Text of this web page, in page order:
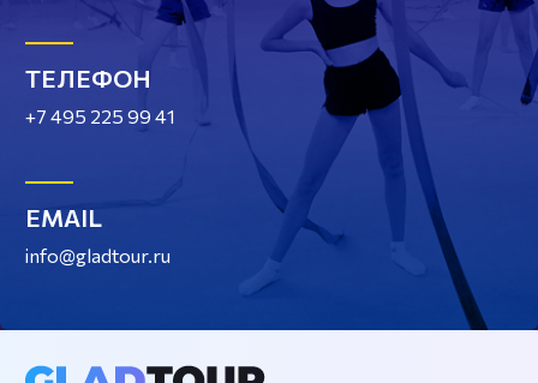
ТЕЛЕФОН
+7 495 225 99 41
EMAIL
info@gladtour.ru